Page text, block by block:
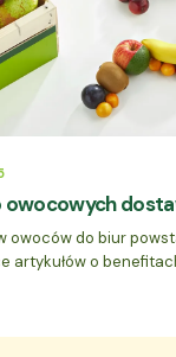
owocowych
owoców do biur
artykułów o